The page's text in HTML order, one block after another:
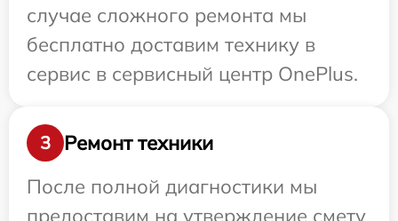
случае сложного ремонта мы
бесплатно доставим технику в
сервис в сервисный центр OnePlus.
3
Ремонт техники
После полной диагностики мы
предоставим на утверждение смету